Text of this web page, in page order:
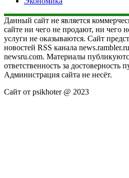
Данный сайт не является
сайте ни чего не продают, ни чего
услуги не оказываются. Сайт
новостей RSS канала
newsru.com. Материалы
ответственность за достоверность
Администрация сайта не несёт.
Сайт от psikhoter @ 2023